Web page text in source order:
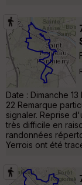
Date : Dimanche
22 Remarque
signaler. Reprise
très difficile en
randonnées
Yerrois ont été